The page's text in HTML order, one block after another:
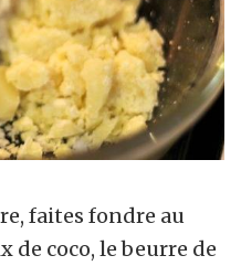
faites fondre au
de coco, le beurre de